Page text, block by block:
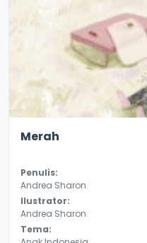
Merah
Penulis:
Andrea Sharon
Ilustrator:
Andrea Sharon
Tema: